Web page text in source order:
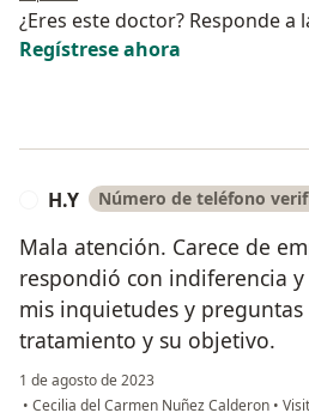
¿Eres este doctor? Responde a
Regístrese ahora
H.Y Número de teléfono
Mala atención. Carece de
respondió con indiferencia y
mis inquietudes y preguntas
tratamiento y su objetivo.
1 de agosto de 2023
• Cecilia del Carmen Nuñez Calderon •